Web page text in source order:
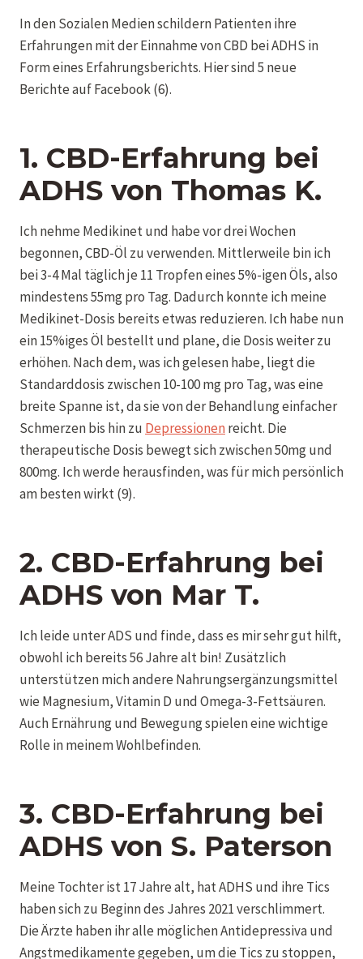
In den Sozialen Medien schildern Patienten ihre
Erfahrungen mit der Einnahme von CBD bei ADHS in
Form eines Erfahrungsberichts. Hier sind 5 neue
Berichte auf Facebook (6).
1. CBD-Erfahrung bei
ADHS von Thomas K.
Ich nehme Medikinet und habe vor drei Wochen
begonnen, CBD-Öl zu verwenden. Mittlerweile bin ich
bei 3-4 Mal täglich je 11 Tropfen eines 5%-igen Öls, also
mindestens 55mg pro Tag. Dadurch konnte ich meine
Medikinet-Dosis bereits etwas reduzieren. Ich habe nun
ein 15%iges Öl bestellt und plane, die Dosis weiter zu
erhöhen. Nach dem, was ich gelesen habe, liegt die
Standarddosis zwischen 10-100 mg pro Tag, was eine
breite Spanne ist, da sie von der Behandlung einfacher
Schmerzen bis hin zu Depressionenreicht. Die
therapeutische Dosis bewegt sich zwischen 50mg und
800mg. Ich werde herausfinden, was für mich persönlich
am besten wirkt (9).
2. CBD-Erfahrung bei
ADHS von Mar T.
Ich leide unter ADS und finde, dass es mir sehr gut hilft,
obwohl ich bereits 56 Jahre alt bin! Zusätzlich
unterstützen mich andere Nahrungsergänzungsmittel
wie Magnesium, Vitamin D und Omega-3-Fettsäuren.
Auch Ernährung und Bewegung spielen eine wichtige
Rolle in meinem Wohlbefinden.
3. CBD-Erfahrung bei
ADHS von S. Paterson
Meine Tochter ist 17 Jahre alt, hat ADHS und ihre Tics
haben sich zu Beginn des Jahres 2021 verschlimmert.
Die Ärzte haben ihr alle möglichen Antidepressiva und
Angstmedikamente gegeben, um die Tics zu stoppen,